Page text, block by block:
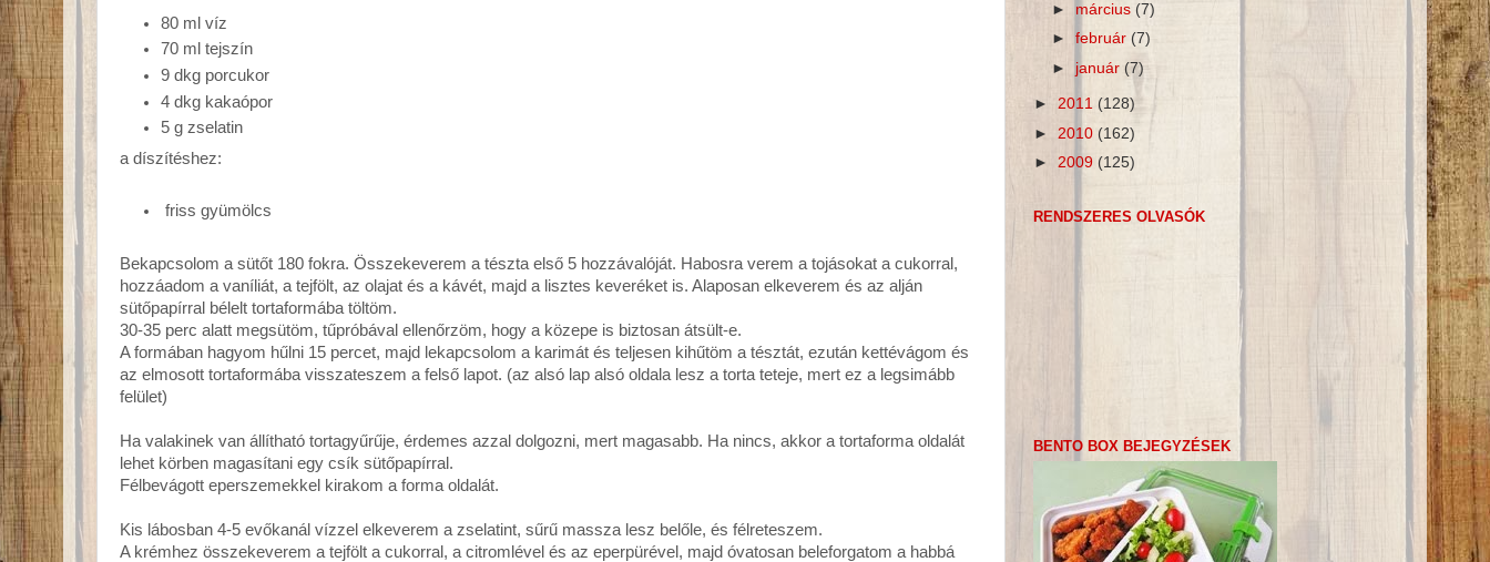
80 ml víz
70 ml tejszín
9 dkg porcukor
4 dkg kakaópor
5 g zselatin
a díszítéshez:
friss gyümölcs
Bekapcsolom a sütőt 180 fokra. Összekeverem a tészta első 5 hozzávalóját. Habosra verem a tojásokat a cukorral,
hozzáadom a vaníliát, a tejfölt, az olajat és a kávét, majd a lisztes keveréket is. Alaposan elkeverem és az alján
sütőpapírral bélelt tortaformába töltöm.
30-35 perc alatt megsütöm, tűpróbával ellenőrzöm, hogy a közepe is biztosan átsült-e.
A formában hagyom hűlni 15 percet, majd lekapcsolom a karimát és teljesen kihűtöm a tésztát, ezután kettévágom és
az elmosott tortaformába visszateszem a felső lapot. (az alsó lap alsó oldala lesz a torta teteje, mert ez a legsimább
felület)
Ha valakinek van állítható tortagyűrűje, érdemes azzal dolgozni, mert magasabb. Ha nincs, akkor a tortaforma oldalát
lehet körben magasítani egy csík sütőpapírral.
Félbevágott eperszemekkel kirakom a forma oldalát.
Kis lábosban 4-5 evőkanál vízzel elkeverem a zselatint, sűrű massza lesz belőle, és félreteszem.
A krémhez összekeverem a tejfölt a cukorral, a citromlével és az eperpürével, majd óvatosan beleforgatom a habbá
► március(7)
►február(7)
► január(7)
► 2011 (128)
► 2010 (162)
► 2009 (125)
RENDSZERES OLVASÓK
BENTO BOX BEJEGYZÉSEK